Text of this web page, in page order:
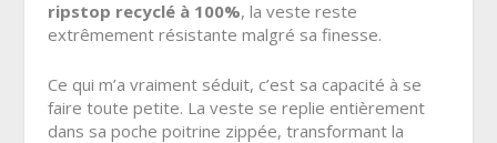
ripstop recyclé à 100%, la veste reste
extrêmement résistante malgré sa finesse.
Ce qui m’a vraiment séduit, c’est sa capacité à se
faire toute petite. La veste se replie entièrement
dans sa poche poitrine zippée, transformant la